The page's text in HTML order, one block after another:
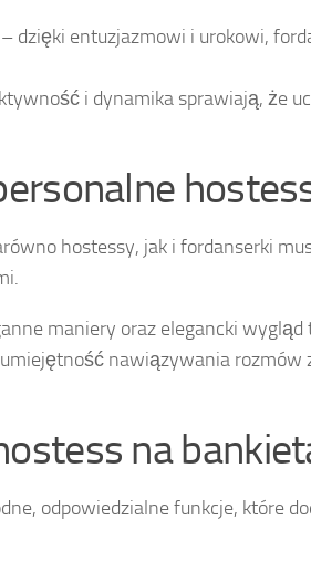
– dzięki entuzjazmowi i urokowi,
i dynamika sprawiają, że
hostessy, jak i fordanserki
maniery oraz elegancki wygląd
nawiązywania rozmów
na
odpowiedzialne funkcje, które